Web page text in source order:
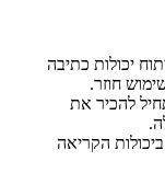
יכולות כתיבה
חוזר.
להכיר את
הקריאה